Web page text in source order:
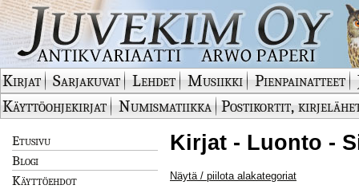
Kirjat Sarjakuvat Lehdet Musiikki Pienpainatteet
Käyttöohjekirjat
Numismatiikka Postikortit,
Etusivu
Blogi
Käyttöehdot
Kirjat - Luonto -
Näytä / piilota alakategoriat